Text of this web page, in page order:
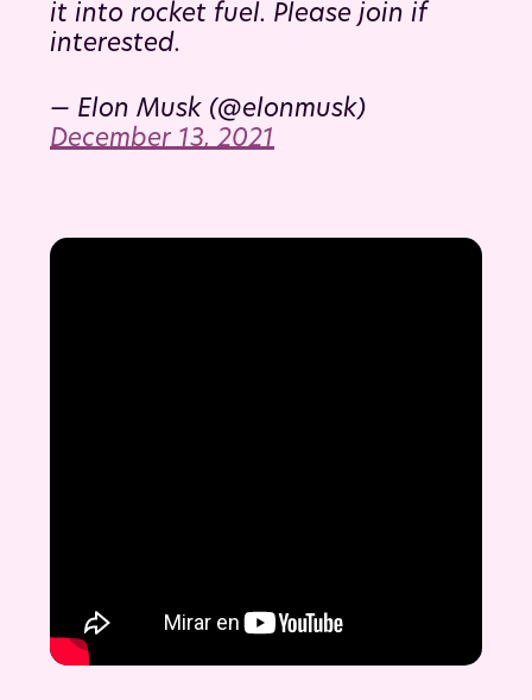
it into rocket fuel. Please join if
interested.
— Elon Musk (@elonmusk)
December 13, 2021